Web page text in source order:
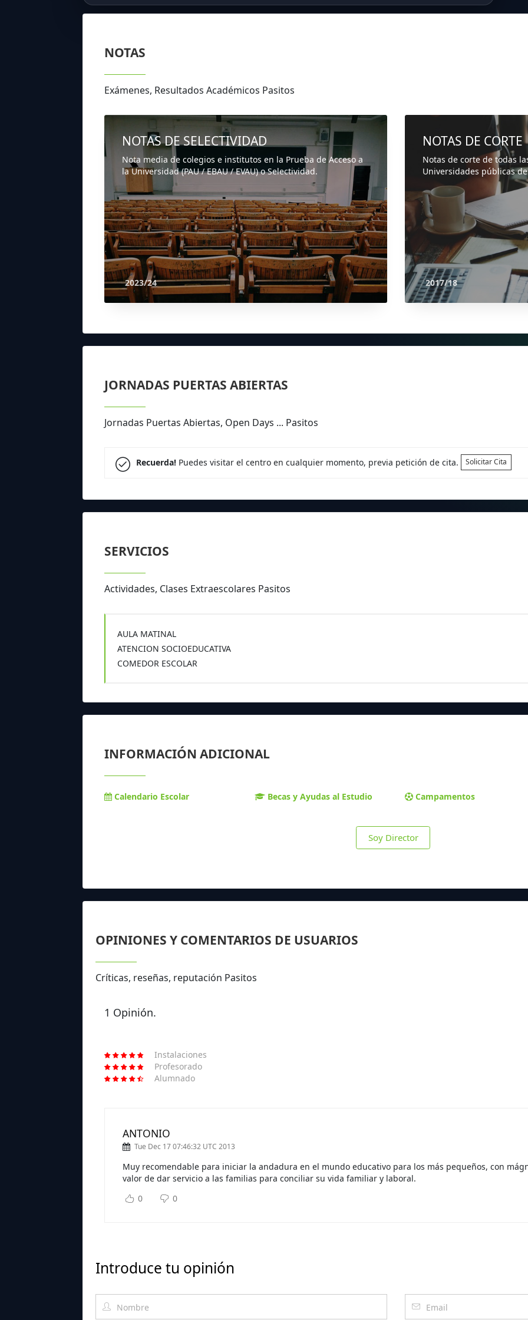
NOTAS
Exámenes, Resultados Académicos Pasitos
NOTAS DE SELECTIVIDAD
Nota media de colegios e institutos en la Prueba de Acceso a
la Universidad (PAU / EBAU / EVAU) o Selectividad.
2023/24
NOTAS DE CORTE
Notas de corte de todas
Universidades públicas
2017/18
JORNADAS PUERTAS ABIERTAS
Jornadas Puertas Abiertas, Open Days ... Pasitos
Recuerda!Puedes visitar el centro en cualquier momento, previa petición de cita. Solicitar Cita
SERVICIOS
Actividades, Clases Extraescolares Pasitos
AULA MATINAL
ATENCION SOCIOEDUCATIVA
COMEDOR ESCOLAR
INFORMACIÓN ADICIONAL
Calendario Escolar Becas y Ayudas al Estudio Campamentos
Soy Director
OPINIONES Y COMENTARIOS DE USUARIOS
Críticas, reseñas, reputación Pasitos
1 Opinión.
Instalaciones
Profesorado
Alumnado
ANTONIO
Tue Dec 17 07:46:32 UTC 2013
Muy recomendable para iniciar la andadura en el mundo educativo para los más pequeños, con
valor de dar servicio a las familias para conciliar su vida familiar y laboral.
0
0
Introduce tu opinión